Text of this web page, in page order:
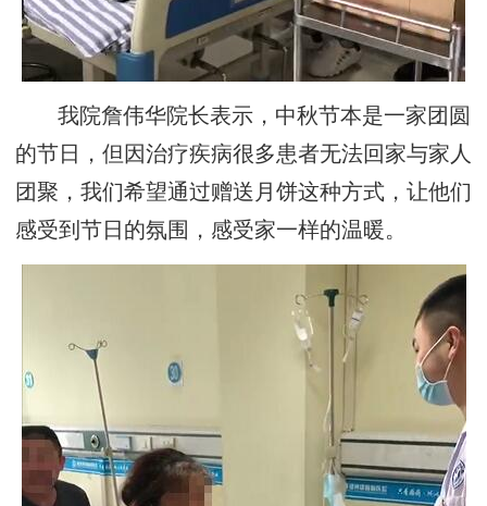
我院詹伟华院长表示，中秋节本是一家团圆
的节日，但因治疗疾病很多患者无法回家与家人
团聚，我们希望通过赠送月饼这种方式，让他们
感受到节日的氛围，感受家一样的温暖。